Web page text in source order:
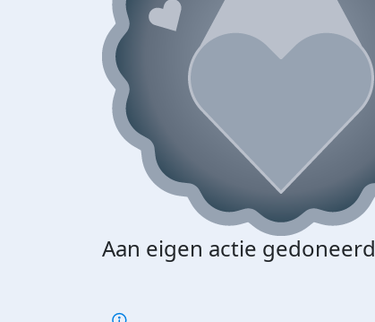
Aan eigen actie gedoneerd